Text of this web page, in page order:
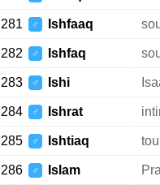
281 ♂ Ishfaaq
282 ♂ Ishfaq
283 ♂ Ishi
284 ♂ Ishrat
285 ♂ Ishtiaq
286 ♂ Islam